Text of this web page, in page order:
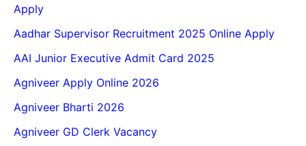
Apply
Aadhar Supervisor Recruitment 2025 Online Apply
AAI Junior Executive Admit Card 2025
Agniveer Apply Online 2026
Agniveer Bharti 2026
Agniveer GD Clerk Vacancy